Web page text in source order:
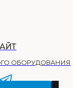
ОБОРУДОВАНИЯ